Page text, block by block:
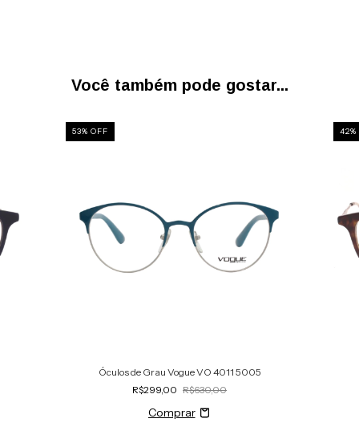
Você também pode gostar...
53% OFF
Óculos de Grau Vogue VO 4011 5005
R$299,00 R$630,00
42%